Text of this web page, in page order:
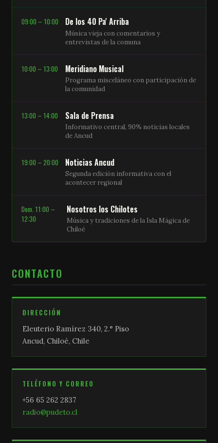
09:00 – 10:00 De los 40 Pa' Arriba
Música vieja con comentarios y
entrevistas de la comuna
10:00 – 13:00 Meridiano Musical
Programa misceláneo con participación de
la comunidad
13:00 – 14:00 Sala de Prensa
Informativo central, 90% noticias locales
de Ancud
19:00 – 20:00 Noticias Ancud
Segunda edición informativa con el
acontecer regional
Dom. 11:00 –
12:30
Nosotros los Chilotes
Música y tradiciones de la Isla Mágica de
Chiloé
CONTACTO
DIRECCIÓN
Eleuterio Ramírez 340, 2.° Piso
Ancud, Chiloé, Chile
TELÉFONO Y CORREO
+56 65 262 2837
radio@pudeto.cl